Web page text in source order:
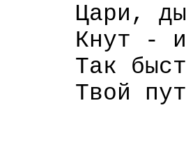
Цари,
Кнут - и в
Так быстр
Твой путь